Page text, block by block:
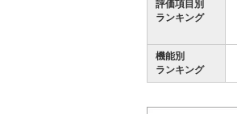
評価項目別
ランキング
機能別
ランキング